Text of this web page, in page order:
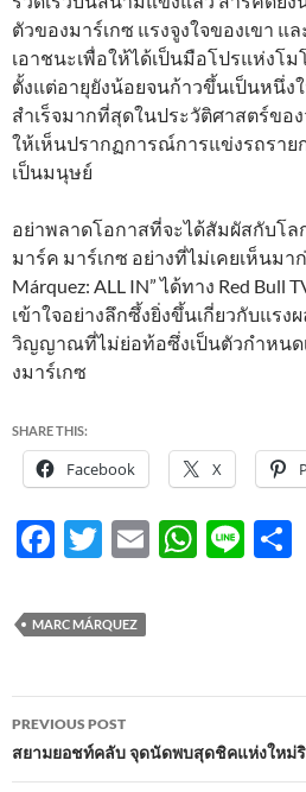
ตัวของมาร์เกซ แรงจูงใจของเขา แ
เอาชนะเพื่อให้ได้เป็นมือโปรแห่งโ
ตั้งแต่อายุยังน้อยจนก้าวขึ้นเป็นหนึ่
สำเร็จมากที่สุดในประวัติศาสตร์ขอ
ให้เห็นปรากฏการณ์การแข่งรถรา
เป็นมนุษย์
อย่าพลาดโอกาสที่จะได้สัมผัสกับโล
มาร์ค มาร์เกซ อย่างที่ไม่เคยเห็นม
Márquez: ALL IN” ได้ทาง Red Bull
เข้าใจอย่างลึกซึ้งยิ่งขึ้นเกี่ยวกับแร
วิญญาณที่ไม่ย่อท้อซึ่งเป็นตัวกำหนด
งมาร์เกซ
SHARE THIS:
Facebook X
F
e
o
o
k
T
itt
E
W
A
p
Li
MARC MÁRQUEZ
Post
navigation
PREVIOUS POST
สยามยอชท์คลับ จุดนัดพบสุดชิคแห่งใหม่ริ